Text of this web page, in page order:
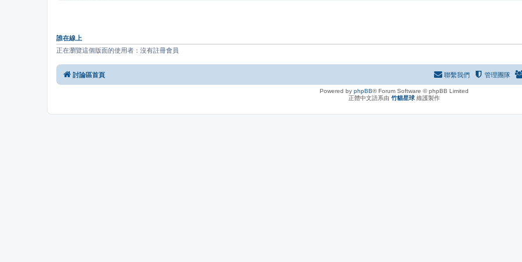
誰在線上
正在瀏覽這個版面的使用者：沒有註冊會員
討論區首頁 管理團隊
聯繫我們
Powered by phpBB® Forum Software © phpBB Limited
正體中文語系由 竹貓星球 維護製作